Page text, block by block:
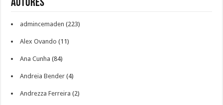
Autores
admincemaden (223)
Alex Ovando (11)
Ana Cunha (84)
Andreia Bender (4)
Andrezza Ferreira (2)